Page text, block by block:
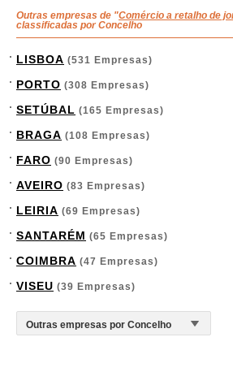
Outras empresas de "Comércio a retalho de
classificadas por Concelho
LISBOA (531 Empresas)
PORTO (308 Empresas)
SETÚBAL (165 Empresas)
BRAGA (108 Empresas)
FARO (90 Empresas)
AVEIRO (83 Empresas)
LEIRIA (69 Empresas)
SANTARÉM (65 Empresas)
COIMBRA (47 Empresas)
VISEU (39 Empresas)